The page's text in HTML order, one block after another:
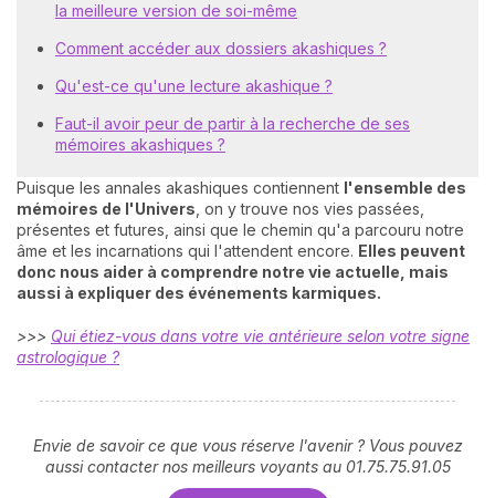
la meilleure version de soi-même
Comment accéder aux dossiers akashiques ?
Qu'est-ce qu'une lecture akashique ?
Faut-il avoir peur de partir à la recherche de ses
mémoires akashiques ?
Puisque les annales akashiques contiennent l'ensemble des
mémoires de l'Univers , on y trouve nos vies passées,
présentes et futures, ainsi que le chemin qu'a parcouru notre
âme et les incarnations qui l'attendent encore. Elles peuvent
donc nous aider à comprendre notre vie actuelle, mais
aussi à expliquer des événements karmiques.
>>> Qui étiez-vous dans votre vie antérieure selon votre signe
astrologique ?
Envie de savoir ce que vous réserve l'avenir ? Vous pouvez
aussi contacter nos meilleurs voyants au 01.75.75.91.05